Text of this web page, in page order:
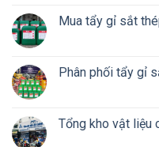
Mua tẩy gỉ sắt
Phân phối tẩy gỉ
Tổng kho vật liệu